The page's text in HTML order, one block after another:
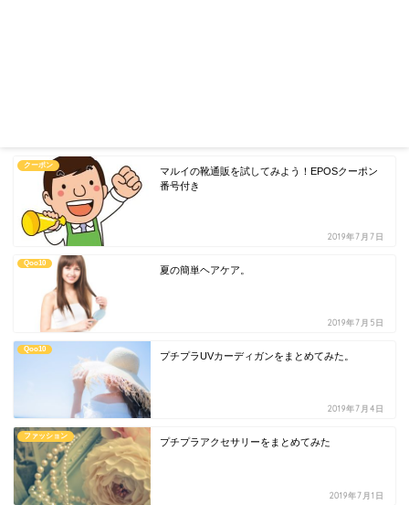
クーポン
マルイの靴通販を試してみよう！EPOSクーポン
番号付き
2019年7月7日
Qoo10
夏の簡単ヘアケア。
2019年7月5日
Qoo10
プチプラUVカーディガンをまとめてみた。
2019年7月4日
ファッション
プチプラアクセサリーをまとめてみた
2019年7月1日